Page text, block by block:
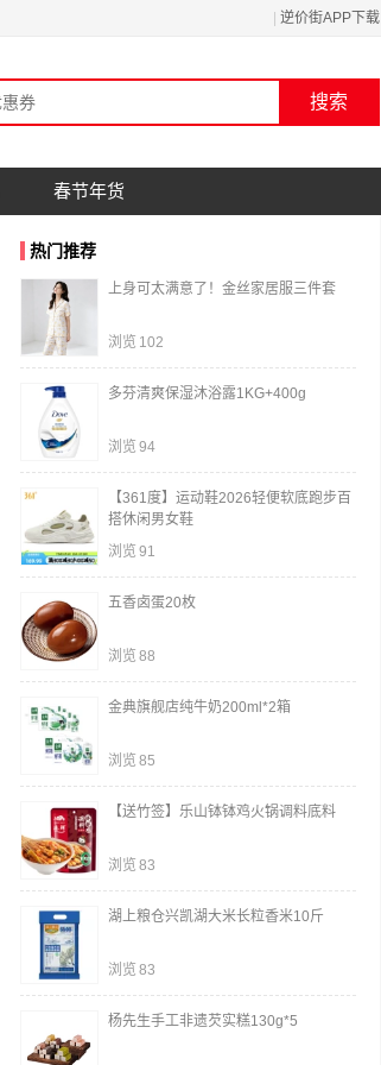
逆价街APP下载
春节年货
热门推荐
上身可太满意了！金丝家居服三件套
浏览 102
多芬清爽保湿沐浴露1KG+400g
浏览 94
【361度】运动鞋2026轻便软底跑步百
搭休闲男女鞋
浏览 91
五香卤蛋20枚
浏览 88
金典旗舰店纯牛奶200ml*2箱
浏览 85
【送竹签】乐山钵钵鸡火锅调料底料
浏览 83
湖上粮仓兴凯湖大米长粒香米10斤
浏览 83
杨先生手工非遗芡实糕130g*5